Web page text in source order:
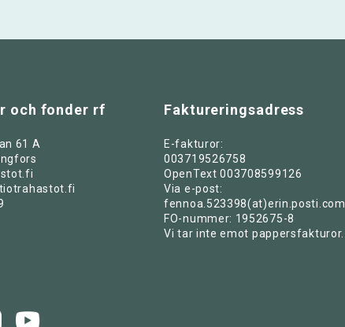
och fonder rf
61 A
Faktureringsadress
E-fakturor:
003719526758
OpenText 003708599126
Via e-post:
fennoa.523398(at)erin.posti.com
FO-nummer: 1952675-8
Vi tar inte emot pappersfakturor.